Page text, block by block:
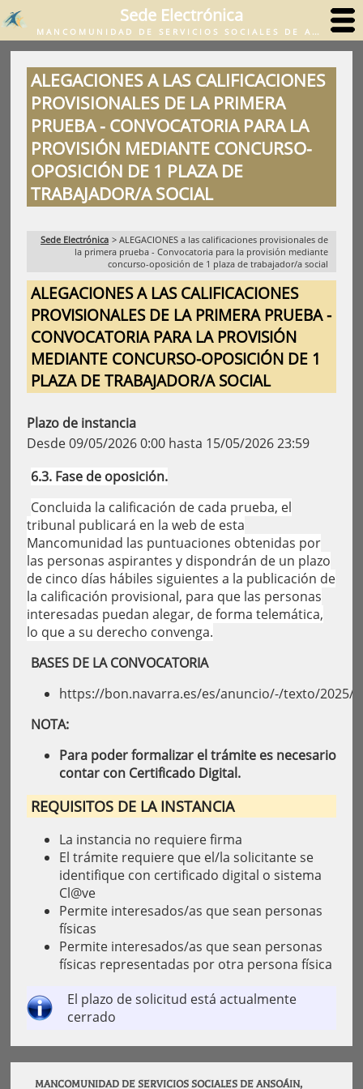
Sede Electrónica
MANCOMUNIDAD DE SERVICIOS SOCIALES DE ANSOÁIN, BERRIOPLANO, BERRIOZAR, IZA Y JUSLAPEÑA
ALEGACIONES A LAS CALIFICACIONES
PROVISIONALES DE LA PRIMERA
PRUEBA - CONVOCATORIA PARA LA
PROVISIÓN MEDIANTE CONCURSO-
OPOSICIÓN DE 1 PLAZA DE
TRABAJADOR/A SOCIAL
Sede Electrónica > ALEGACIONES a las calificaciones provisionales de
la primera prueba - Convocatoria para la provisión mediante
concurso-oposición de 1 plaza de trabajador/a social
ALEGACIONES A LAS CALIFICACIONES
PROVISIONALES DE LA PRIMERA PRUEBA -
CONVOCATORIA PARA LA PROVISIÓN
MEDIANTE CONCURSO-OPOSICIÓN DE 1
PLAZA DE TRABAJADOR/A SOCIAL
Plazo de instancia
Desde 09/05/2026 0:00 hasta 15/05/2026 23:59
6.3. Fase de oposición.
Concluida la calificación de cada prueba, el
tribunal publicará en la web de esta
Mancomunidad las puntuaciones obtenidas por
las personas aspirantes y dispondrán de un plazo
de cinco días hábiles siguientes a la publicación de
la calificación provisional, para que las personas
interesadas puedan alegar, de forma telemática,
lo que a su derecho convenga.
BASES DE LA CONVOCATORIA
https://bon.navarra.es/es/anuncio/-/texto/2025/
NOTA:
Para poder formalizar el trámite es necesario
contar con Certificado Digital.
REQUISITOS DE LA INSTANCIA
La instancia no requiere firma
El trámite requiere que el/la solicitante se
identifique con certificado digital o sistema
Cl@ve
Permite interesados/as que sean personas
físicas
Permite interesados/as que sean personas
físicas representadas por otra persona física
El plazo de solicitud está actualmente
cerrado
MANCOMUNIDAD DE SERVICIOS SOCIALES DE ANSOÁIN,